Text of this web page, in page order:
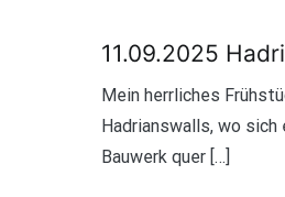
11.09.2025
Mein herrliches
Hadrianswalls, wo
Bauwerk quer […]